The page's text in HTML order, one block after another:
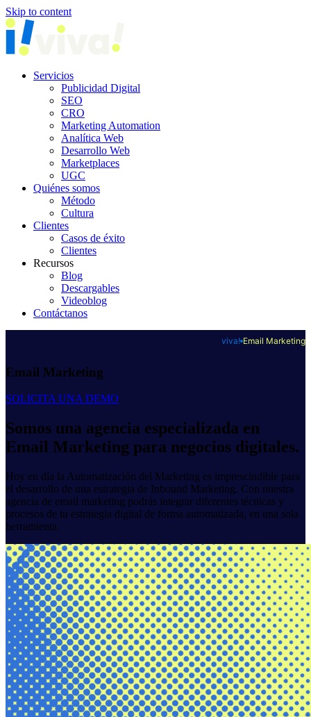
Skip to content
Servicios
Publicidad Digital
SEO
CRO
Marketing Automation
Analítica Web
Desarrollo Web
Marketplaces
UGC
Quiénes somos
Método
Cultura
Clientes
Casos de éxito
Clientes
Recursos
Blog
Descargables
Videoblog
Contáctanos
viva! Email Marketing
Email Marketing
SOLICITA UNA DEMO
Somos una agencia especializada en
Email Marketing para negocios digitales.
Hoy en día la Automatización del Marketing es imprescindible para
el desarrollo de una estrategia de Inbound Marketing. Con nuestra
agencia de email marketing podrás integrar diferentes técnicas y
procesos de tu estrategia digital de forma automatizada, en una sola
herramienta.